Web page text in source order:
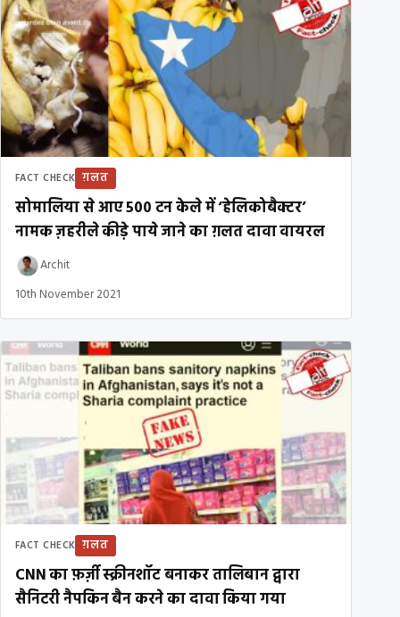
FACT CHECK ग़लत
सोमालिया से आए 500 टन केले में ‘हेलिकोबैक्टर’
नामक ज़हरीले कीड़े पाये जाने का ग़लत दावा वायरल
Archit
10th November 2021
FACT CHECK ग़लत
CNN का फ़र्ज़ी स्क्रीनशॉट बनाकर तालिबान द्वारा
सैनिटरी नैपकिन बैन करने का दावा किया गया